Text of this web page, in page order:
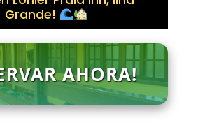
Grande!
AHORA!